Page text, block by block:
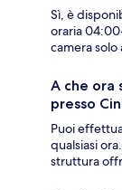
Sì, è
oraria
camera solo
A che ora
presso
Puoi
qualsiasi
struttura